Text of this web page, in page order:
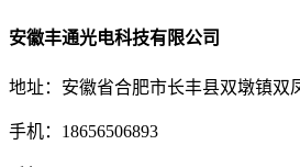
安徽丰通光电科技有限公司
地址：安徽省合肥市长丰县双墩镇双
手机：18656506893